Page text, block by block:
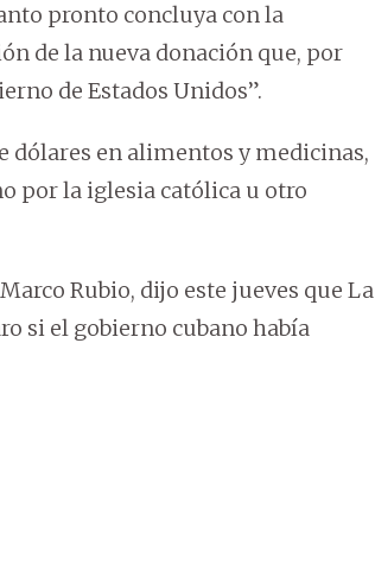
pronto concluya con la
de la nueva donación que, por
de Estados Unidos”.
dólares en alimentos y medicinas,
por la iglesia católica u otro
Rubio, dijo este jueves que La
si el gobierno cubano había